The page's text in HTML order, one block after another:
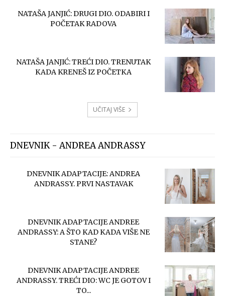
NATAŠA JANJIĆ: DRUGI DIO. ODABIRI I
POČETAK RADOVA
NATAŠA JANJIĆ: TREĆI DIO. TRENUTAK
KADA KRENEŠ IZ POČETKA
UČITAJ VIŠE
DNEVNIK - ANDREA ANDRASSY
DNEVNIK ADAPTACIJE: ANDREA
ANDRASSY. PRVI NASTAVAK
DNEVNIK ADAPTACIJE ANDREE
ANDRASSY: A ŠTO KAD KADA VIŠE NE
STANE?
DNEVNIK ADAPTACIJE ANDREE
ANDRASSY. TREĆI DIO: WC JE GOTOV I
TO...